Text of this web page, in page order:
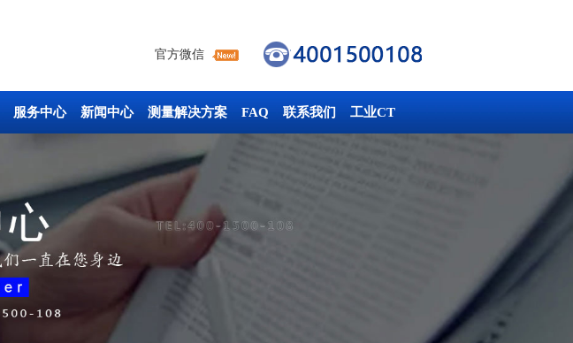
官方微信
服务中心 新闻中心 测量解决方案 FAQ 联系我们 工业CT